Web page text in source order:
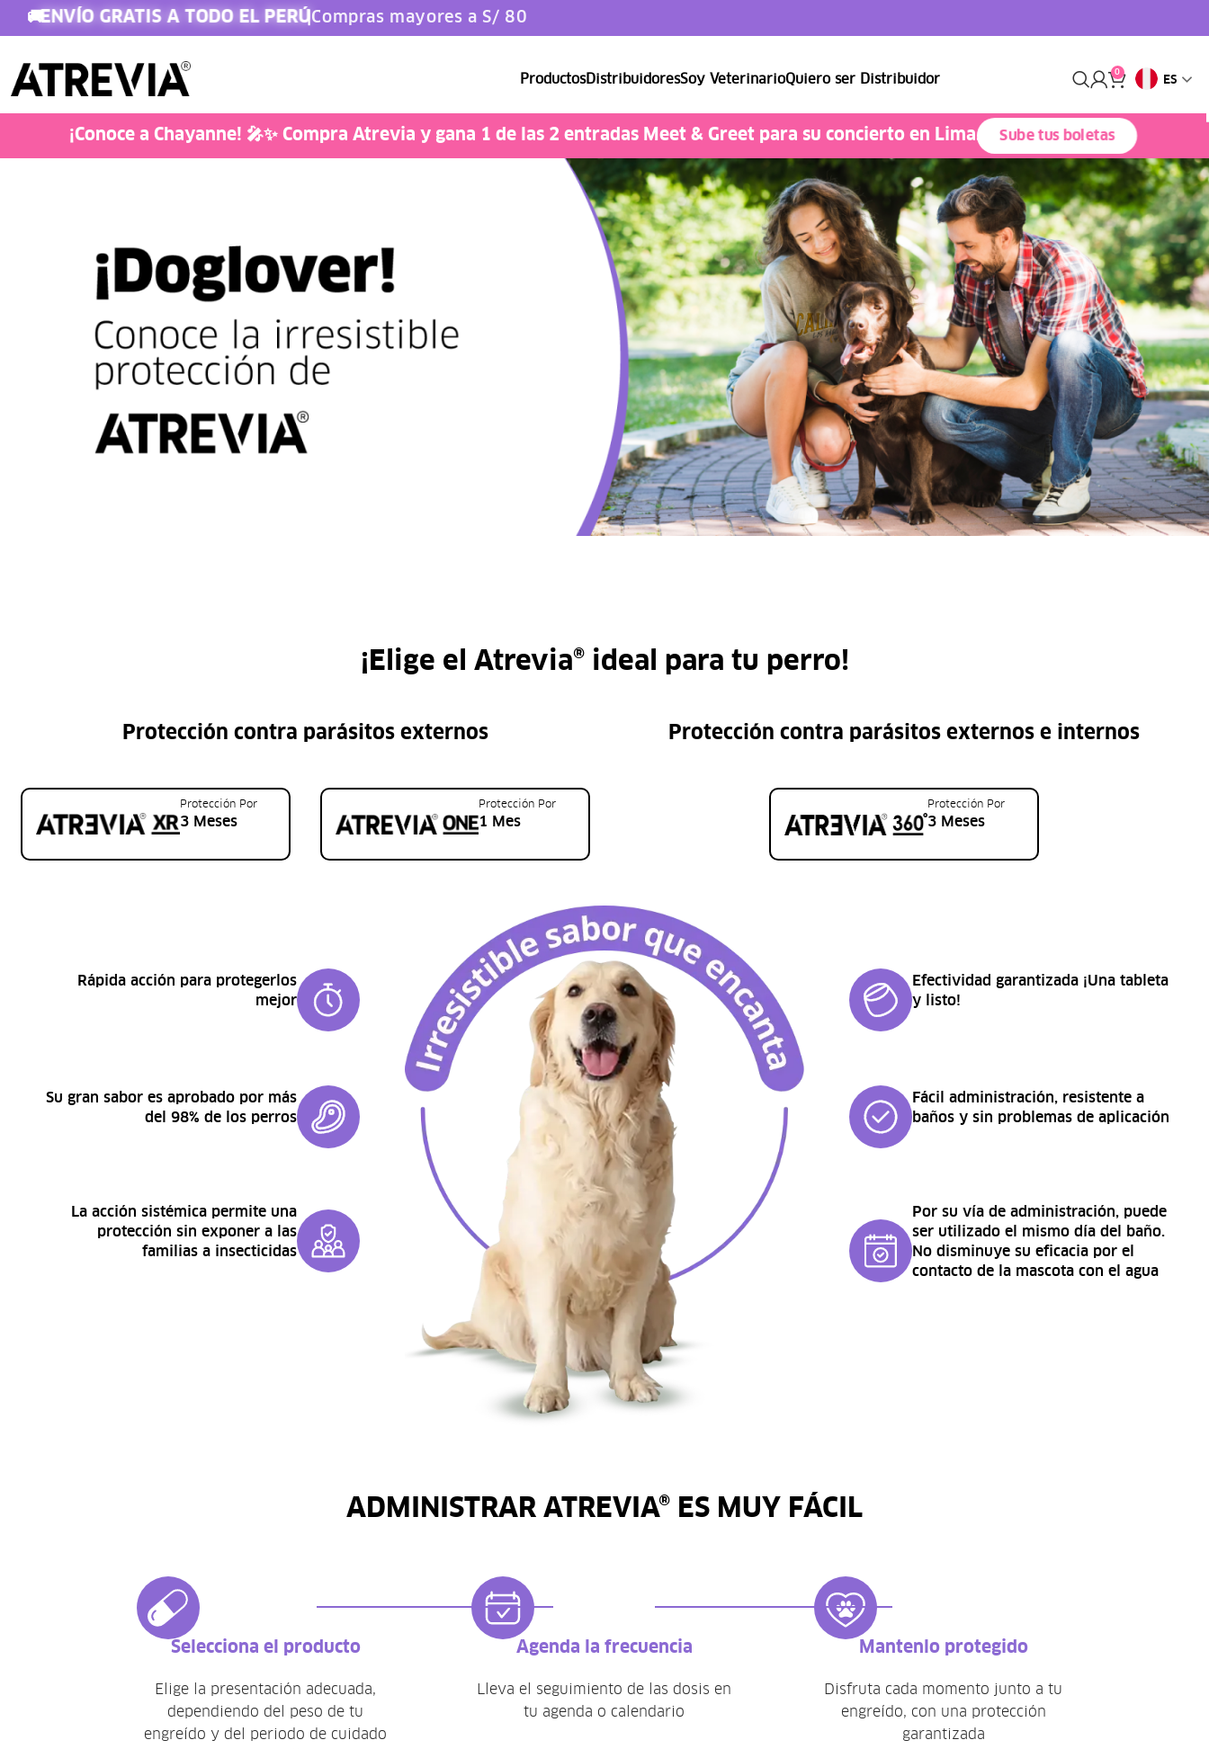
🚚 ENVÍO GRATIS A TODO EL PERÚ| Compras mayores a S/ 80
ProductosDistribuidoresSoy VeterinarioQuiero ser Distribuidor 0
ES
¡Conoce a Chayanne! 🎤✨ Compra Atrevia y gana 1 de las 2 entradas Meet & Greet para su concierto en Lima. Sube tus boletas
¡Elige el Atrevia® ideal para tu perro!
Protección contra parásitos externos
Protección Por
3 Meses
Protección Por
1 Mes
Protección contra parásitos externos e internos
Protección Por
3 Meses
Rápida acción para protegerlos
mejor
Su gran sabor es aprobado por más
del 98% de los perros
La acción sistémica permite una
protección sin exponer a las
familias a insecticidas
Efectividad garantizada ¡Una tableta
y listo!
Fácil administración, resistente a
baños y sin problemas de aplicación
Por su vía de administración, puede
ser utilizado el mismo día del baño.
No disminuye su eficacia por el
contacto de la mascota con el agua
ADMINISTRAR ATREVIA® ES MUY FÁCIL
Selecciona el producto
Elige la presentación adecuada,
dependiendo del peso de tu
engreído y del periodo de cuidado
Agenda la frecuencia
Lleva el seguimiento de las dosis en
tu agenda o calendario
Mantenlo protegido
Disfruta cada momento junto a tu
engreído, con una protección
garantizada